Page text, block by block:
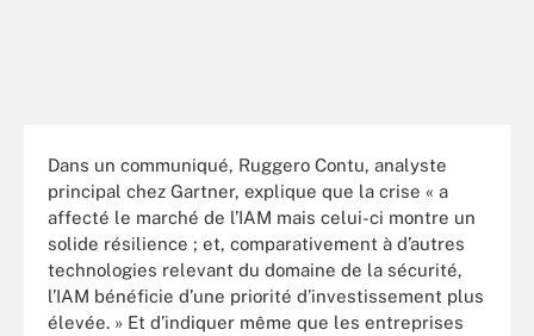
Dans un communiqué, Ruggero Contu, analyste
principal chez Gartner, explique que la crise « a
affecté le marché de l’IAM mais celui-ci montre un
solide résilience ; et, comparativement à d’autres
technologies relevant du domaine de la sécurité,
l’IAM bénéficie d’une priorité d’investissement plus
élevée. » Et d’indiquer même que les entreprises